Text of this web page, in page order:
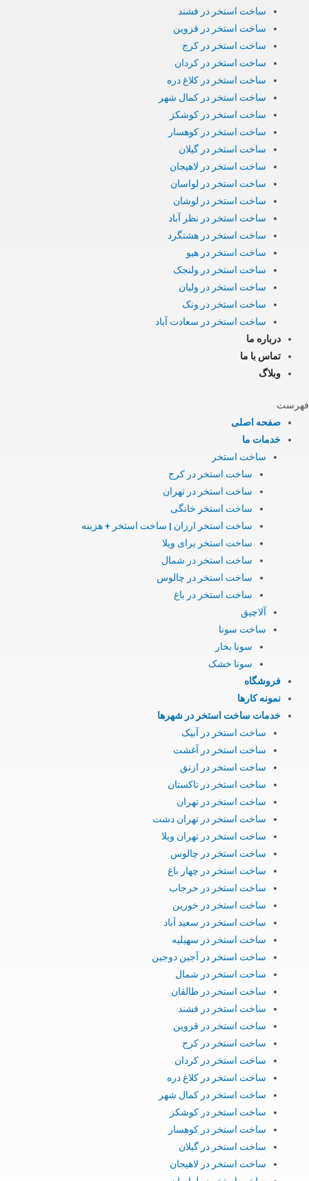
ساخت استخر در فشند
ساخت استخر در قزوین
ساخت استخر در کرج
ساخت استخر در کردان
ساخت استخر در کلاغ دره
ساخت استخر در کمال شهر
ساخت استخر در کوشکز
ساخت استخر در کوهسار
ساخت استخر در گیلان
ساخت استخر در لاهیجان
ساخت استخر در لواسان
ساخت استخر در لوشان
ساخت استخر در نظر آباد
ساخت استخر در هشتگرد
ساخت استخر در هیو
ساخت استخر در ولنجک
ساخت استخر در ولیان
ساخت استخر در ونک
ساخت استخر در سعادت آباد
درباره ما
تماس با ما
وبلاگ
فهرست
صفحه اصلی
خدمات ما
ساخت استخر
ساخت استخر در کرج
ساخت استخر در تهران
ساخت استخر خانگی
ساخت استخر ارزان | ساخت استخر + هزینه
ساخت استخر برای ویلا
ساخت استخر در شمال
ساخت استخر در چالوس
ساخت استخر در باغ
آلاچیق
ساخت سونا
سونا بخار
سونا خشک
فروشگاه
نمونه کارها
خدمات ساخت استخر در شهرها
ساخت استخر در آبیک
ساخت استخر در آغشت
ساخت استخر در ازنق
ساخت استخر در تاکستان
ساخت استخر در تهران
ساخت استخر در تهران دشت
ساخت استخر در تهران ویلا
ساخت استخر در چالوس
ساخت استخر در چهار باغ
ساخت استخر در حرجاب
ساخت استخر در خورین
ساخت استخر در سعید آباد
ساخت استخر در سهیلیه
ساخت استخر در آجین دوجین
ساخت استخر در شمال
ساخت استخر در طالقان
ساخت استخر در فشند
ساخت استخر در قزوین
ساخت استخر در کرج
ساخت استخر در کردان
ساخت استخر در کلاغ دره
ساخت استخر در کمال شهر
ساخت استخر در کوشکز
ساخت استخر در کوهسار
ساخت استخر در گیلان
ساخت استخر در لاهیجان